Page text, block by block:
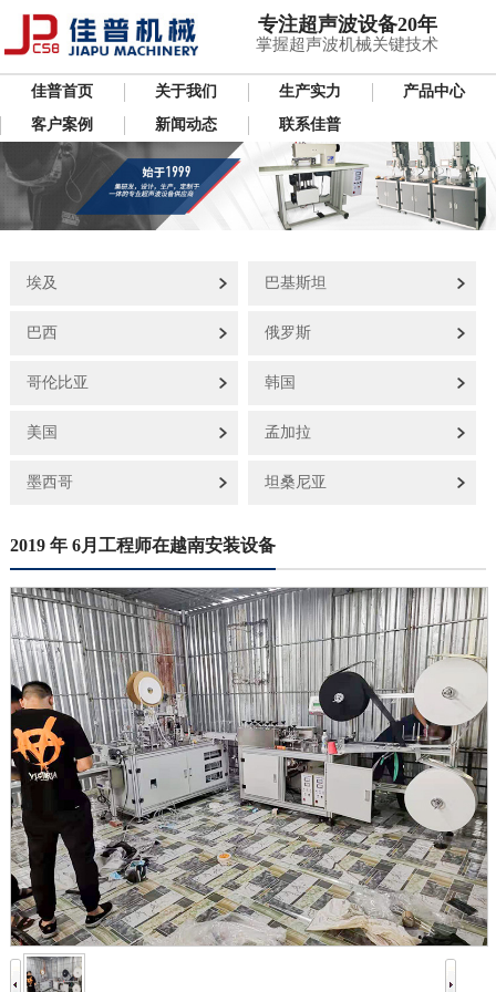
专注超声波设备20年
掌握超声波机械关键技术
佳普首页 关于我们 生产实力
产品中心
客户案例
新闻动态 联系佳普
埃及 巴基斯坦
巴西 俄罗斯
哥伦比亚 韩国
美国 孟加拉
墨西哥 坦桑尼亚
2019 年 6月工程师在越南安装设备